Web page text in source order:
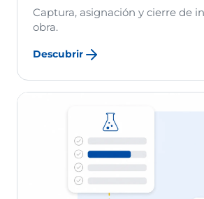
Captura, asignación y cierre de
obra.
Descubrir